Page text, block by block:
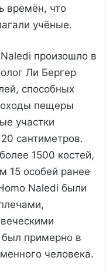
времён, что
учёные.
произошло в
Ли Бергер
способных
пещеры
участки
сантиметров.
1500 костей,
15 особей ранее
Naledi были
был примерно в
человека.